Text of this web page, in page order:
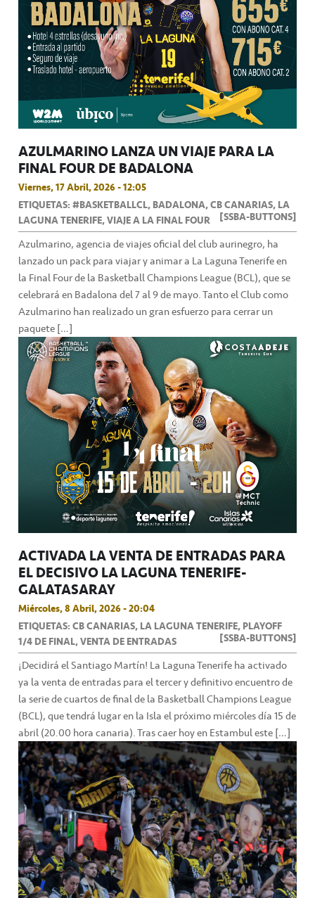
AZULMARINO LANZA UN VIAJE PARA LA
FINAL FOUR DE BADALONA
Viernes, 17 Abril, 2026 - 12:05
ETIQUETAS: #BASKETBALLCL, BADALONA, CB CANARIAS, LA
LAGUNA TENERIFE, VIAJE A LA FINAL FOUR
[SSBA-BUTTONS]
Azulmarino, agencia de viajes oficial del club aurinegro, ha
lanzado un pack para viajar y animar a La Laguna Tenerife en
la Final Four de la Basketball Champions League (BCL), que se
celebrará en Badalona del 7 al 9 de mayo. Tanto el Club como
Azulmarino han realizado un gran esfuerzo para cerrar un
paquete […]
ACTIVADA LA VENTA DE ENTRADAS PARA
EL DECISIVO LA LAGUNA TENERIFE-
GALATASARAY
Miércoles, 8 Abril, 2026 - 20:04
ETIQUETAS: CB CANARIAS, LA LAGUNA TENERIFE, PLAYOFF
1/4 DE FINAL, VENTA DE ENTRADAS
[SSBA-BUTTONS]
¡Decidirá el Santiago Martín! La Laguna Tenerife ha activado
ya la venta de entradas para el tercer y definitivo encuentro de
la serie de cuartos de final de la Basketball Champions League
(BCL), que tendrá lugar en la Isla el próximo miércoles día 15 de
abril (20.00 hora canaria). Tras caer hoy en Estambul este […]